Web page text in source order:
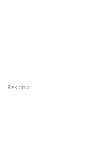
Reklama